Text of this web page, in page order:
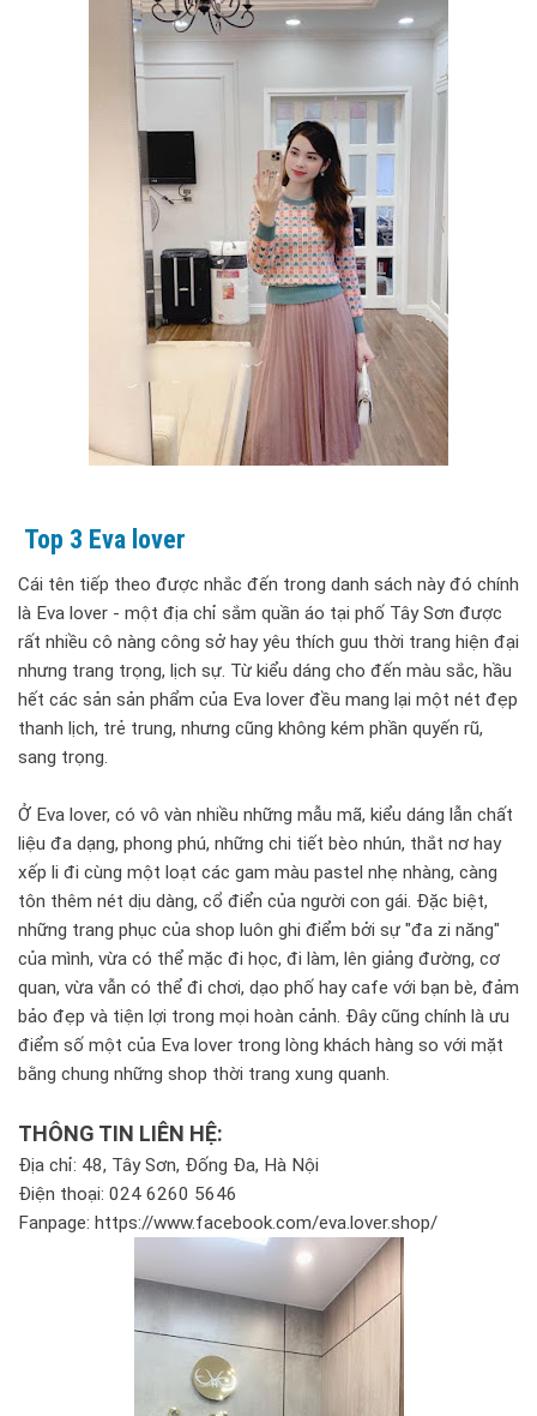
Top 3 Eva lover
Cái tên tiếp theo được nhắc đến trong danh sách này đó chính
là Eva lover - một địa chỉ sắm quần áo tại phố Tây Sơn được
rất nhiều cô nàng công sở hay yêu thích guu thời trang hiện đại
nhưng trang trọng, lịch sự. Từ kiểu dáng cho đến màu sắc, hầu
hết các sản sản phẩm của Eva lover đều mang lại một nét đẹp
thanh lịch, trẻ trung, nhưng cũng không kém phần quyến rũ,
sang trọng.
Ở Eva lover, có vô vàn nhiều những mẫu mã, kiểu dáng lẫn chất
liệu đa dạng, phong phú, những chi tiết bèo nhún, thắt nơ hay
xếp li đi cùng một loạt các gam màu pastel nhẹ nhàng, càng
tôn thêm nét dịu dàng, cổ điển của người con gái. Đặc biệt,
những trang phục của shop luôn ghi điểm bởi sự "đa zi năng"
của mình, vừa có thể mặc đi học, đi làm, lên giảng đường, cơ
quan, vừa vẫn có thể đi chơi, dạo phố hay cafe với bạn bè, đảm
bảo đẹp và tiện lợi trong mọi hoàn cảnh. Đây cũng chính là ưu
điểm số một của Eva lover trong lòng khách hàng so với mặt
bằng chung những shop thời trang xung quanh.
THÔNG TIN LIÊN HỆ:
Địa chỉ: 48, Tây Sơn, Đống Đa, Hà Nội
Điện thoại: 024 6260 5646
Fanpage: https://www.facebook.com/eva.lover.shop/